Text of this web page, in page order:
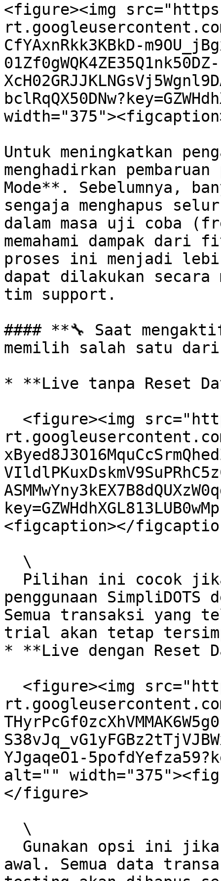
<figure><img
rt.googleusercontent.com/
CfYAxnRkk3KBkD-
Untuk meningkatkan
menghadirkan
Mode**. Sebelumnya,
sengaja menghapus
dalam masa uji coba
memahami dampak
proses ini menjadi
dapat dilakukan
tim support.
#### **🔧 Saat
memilih salah satu
* **Live tanpa Reset
<figcaption></
penggunaan
Semua transaksi yang
trial akan tetap
* **Live dengan Reset
rt.googleusercontent.com/
YJgaqeO1-
alt=""
</figure>
awal. Semua data